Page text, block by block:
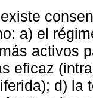
a) el
activos
eficaz
d) la